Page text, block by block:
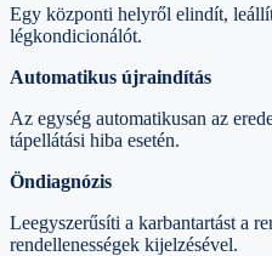
Egy központi helyről elindít,
légkondicionálót.
Automatikus újraindítás
Az egység automatikusan az
tápellátási hiba esetén.
Öndiagnózis
Leegyszerűsíti a karbantartást a
rendellenességek kijelzésével.